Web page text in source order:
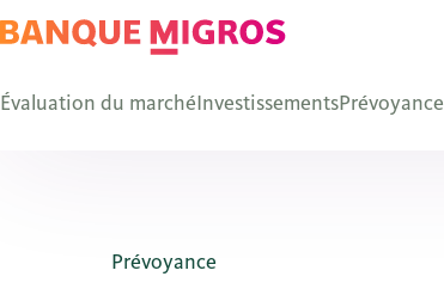
Évaluation du marchéInvestissementsPrévoyance
Prévoyance